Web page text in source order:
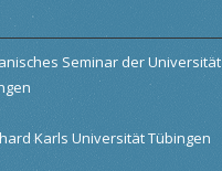
Seminar der Universität
Karls Universität Tübingen